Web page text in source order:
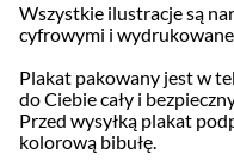
Wszystkie ilustracje są
cyfrowymi i
Plakat pakowany jest w
do Ciebie cały i
Przed wysyłką plakat
kolorową bibułę.